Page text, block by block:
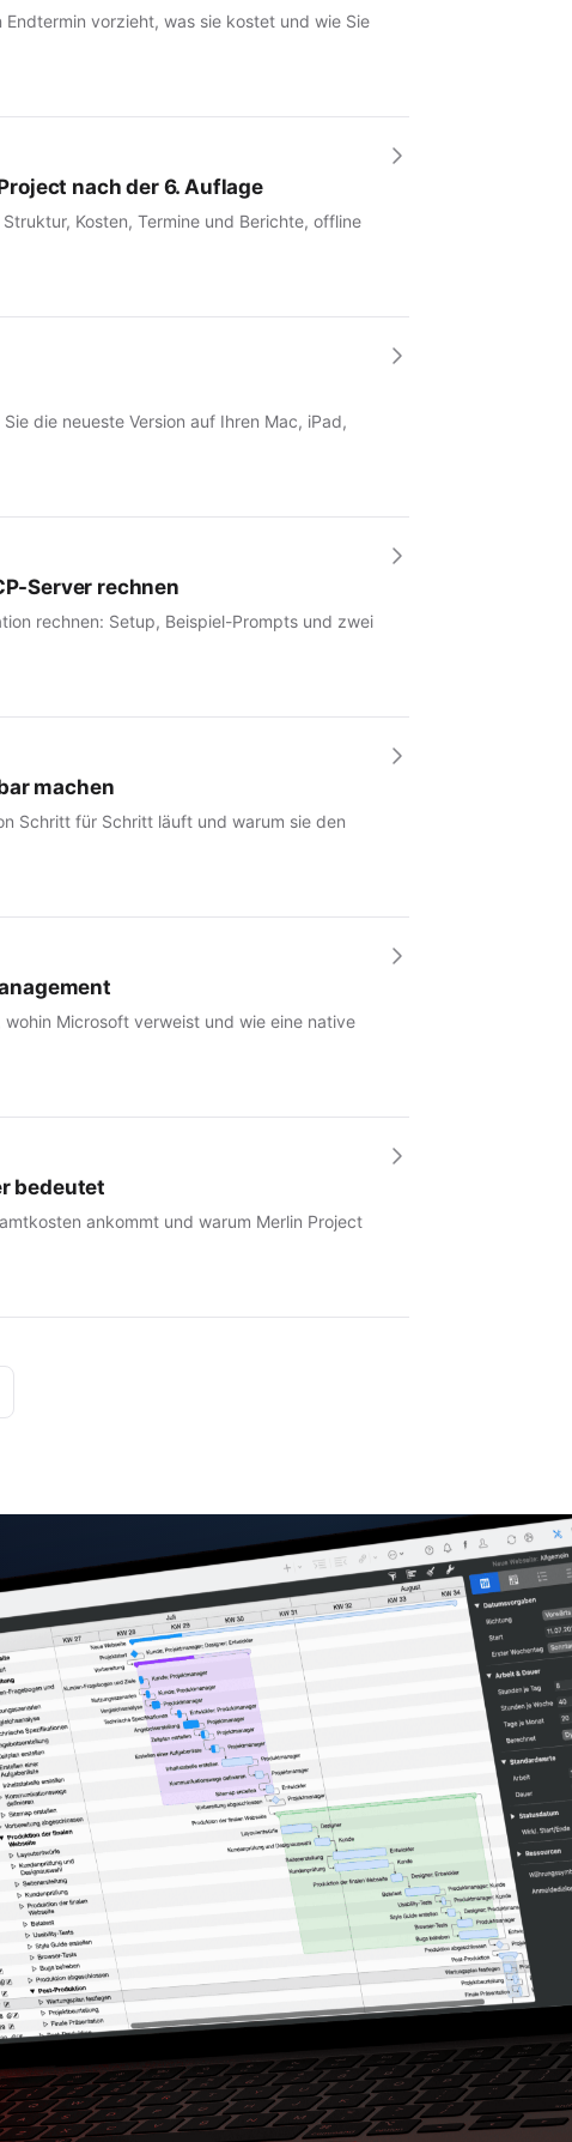
vorzieht, was sie kostet und wie Sie
nach der 6. Auflage
Kosten, Termine und Berichte, offline
die neueste Version auf Ihren Mac, iPad,
Server rechnen
rechnen: Setup, Beispiel-Prompts und zwei
machen
Schritt für Schritt läuft und warum sie den
Microsoft verweist und wie eine native
bedeutet
ankommt und warum Merlin Project